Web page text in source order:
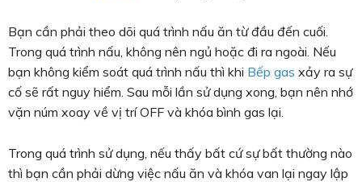
Bạn cần phải theo dõi quá trình nấu ăn từ đầu đến cuối.
Trong quá trình nấu, không nên ngủ hoặc đi ra ngoài. Nếu
bạn không kiểm soát quá trình nấu thì khi Bếp gas xảy ra sự
cố sẽ rất nguy hiểm. Sau mỗi lần sử dụng xong, bạn nên nhớ
vặn núm xoay về vị trí OFF và khóa bình gas lại.
Trong quá trình sử dụng, nếu thấy bất cứ sự bất thường nào
thì bạn cần phải dừng việc nấu ăn và khóa van lại ngay lập